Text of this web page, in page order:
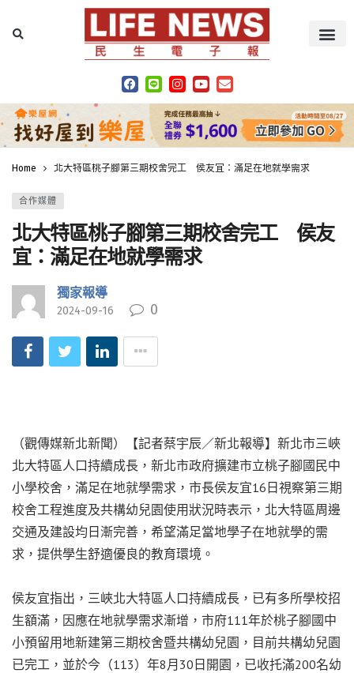
Home 北大特區桃子腳第三期校舍完工 侯友宜：滿足在地就學需求
合作媒體
北大特區桃子腳第三期校舍完工 侯友
宜：滿足在地就學需求
獨家報導
2024-09-16 0
（觀傳媒新北新聞）【記者蔡宇辰／新北報導】新北市三峽
北大特區人口持續成長，新北市政府擴建市立桃子腳國民中
小學校舍，滿足在地就學需求，市長侯友宜16日視察第三期
校舍工程進度及共構幼兒園使用狀況時表示，北大特區周邊
交通及建設均日漸完善，希望滿足當地學子在地就學的需
求，提供學生舒適優良的教育環境。
侯友宜指出，三峽北大特區人口持續成長，已有多所學校招
生額滿，因應在地就學需求漸增，市府111年於桃子腳國中
小預留用地新建第三期校舍暨共構幼兒園，目前共構幼兒園
已完工，並於今（113）年8月30日開園，已收托滿200名幼